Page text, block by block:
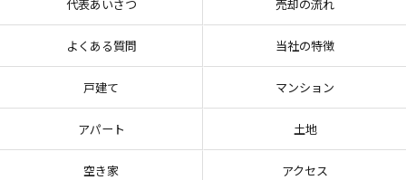
代表あいさつ 売却の流れ
よくある質問 当社の特徴
戸建て マンション
アパート 土地
空き家 アクセス